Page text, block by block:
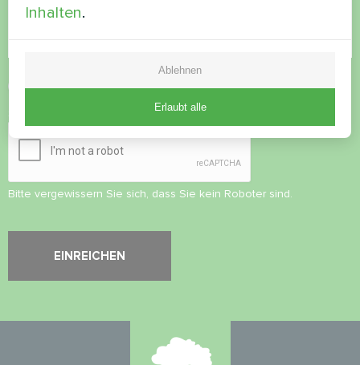
Datenschutzbestimmungenakzeptieren
Bitte vergewissern Sie sich, dass Sie kein Roboter sind.
Inhalten.
Ablehnen
Erlaubt alle